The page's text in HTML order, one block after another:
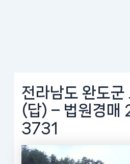
전라남도 완도군
(답) – 법원경매
3731